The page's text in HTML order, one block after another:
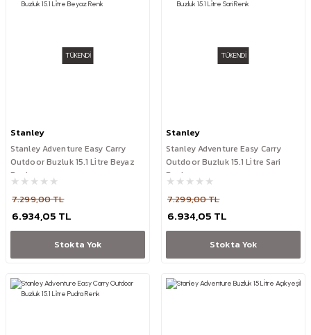
TÜKENDİ
Stanley
Stanley Adventure Easy Carry
Outdoor Buzluk 15.1 Li̇tre Beyaz
Renk
7.299,00 TL
6.934,05 TL
Stokta Yok
TÜKENDİ
Stanley
Stanley Adventure Easy Carry
Outdoor Buzluk 15.1 Li̇tre Sari
Renk
7.299,00 TL
6.934,05 TL
Stokta Yok